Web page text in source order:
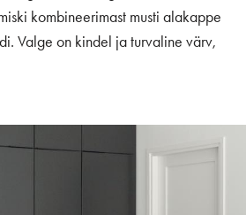
kombineerimast musti alakappe
Valge on kindel ja turvaline värv,